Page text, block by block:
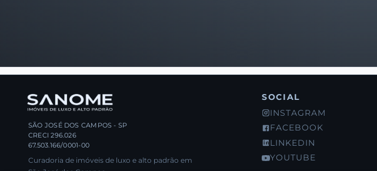
SÃO JOSÉ DOS CAMPOS - SP
CRECI 296.026
67.503.166/0001-00
Curadoria de imóveis de luxo e alto padrão em
SOCIAL
INSTAGRAM
FACEBOOK
LINKEDIN
YOUTUBE